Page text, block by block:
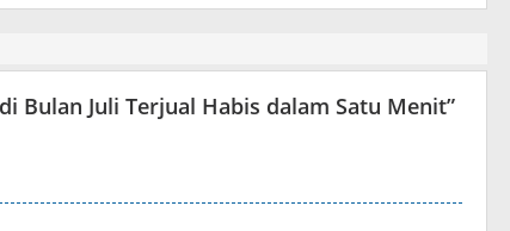
Bulan Juli Terjual Habis dalam Satu Menit”